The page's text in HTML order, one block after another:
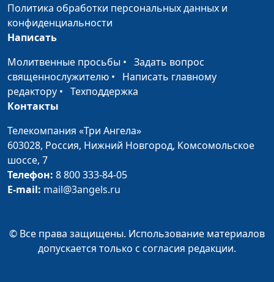
Господней
священнослужитель
Кому не следует
участвовать в Святом
Причастии?
священнослужитель
Для кого предназначено
Причастие?
Зачем нужно Причастие?
Юлия Синицына,
священнослужитель
Воздавайте добром за зло
Юлия Синицына,
Политика обработки персональных данных и
конфиденциальности
Написать
Молитвенные просьбы • Задать вопрос
священнослужителю • Написать главному
редактору • Техподдержка
Контакты
Телекомпания «Три Ангела»
603028, Россия, Нижний Новгород, Комсомольское
шоссе, 7
Телефон: 8 800 333-84-05
E-mail: mail@3angels.ru
© Все права защищены. Использование материалов
допускается только с согласия редакции.